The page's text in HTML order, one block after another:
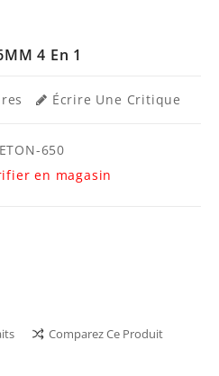
4 En 1
Écrire Une Critique
650
en magasin
Comparez Ce Produit